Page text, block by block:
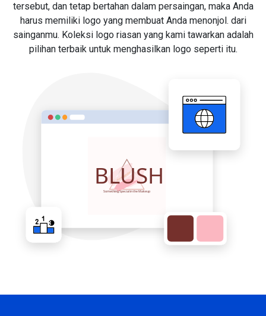
tersebut, dan tetap bertahan dalam persaingan, maka Anda
harus memiliki logo yang membuat Anda menonjol. dari
sainganmu. Koleksi logo riasan yang kami tawarkan adalah
pilihan terbaik untuk menghasilkan logo seperti itu.